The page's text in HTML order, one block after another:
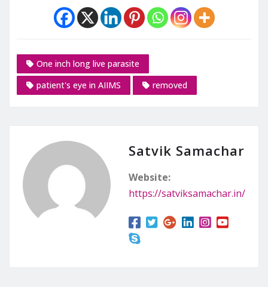
One inch long live parasite
patient's eye in AIIMS
removed
Satvik Samachar
Website:
https://satviksamachar.in/